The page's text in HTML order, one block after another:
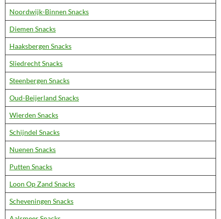
Noordwijk-Binnen Snacks
Diemen Snacks
Haaksbergen Snacks
Sliedrecht Snacks
Steenbergen Snacks
Oud-Beijerland Snacks
Wierden Snacks
Schijndel Snacks
Nuenen Snacks
Putten Snacks
Loon Op Zand Snacks
Scheveningen Snacks